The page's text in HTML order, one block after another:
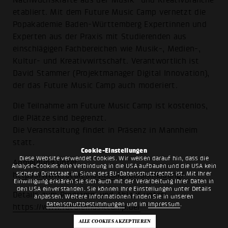
Cookie-Einstellungen
Diese Website verwendet Cookies. Wir weisen darauf hin, dass die
Analyse-Cookies eine Verbindung in die USA aufbauen und die USA kein
sicherer Drittstaat im Sinne des EU-Datenschutzrechts ist. Mit Ihrer
Einwilligung erklären Sie sich auch mit der Verarbeitung Ihrer Daten in
den USA einverstanden. Sie können Ihre Einstellungen unter Details
anpassen. Weitere Informationen finden Sie in unseren
Datenschutzbestimmungen und im Impressum .
etabliert. Mit dem Future Music Camp vernetzt die
Popakademie Baden-Württemberg Expertinnen und
Experten aus der Praxis mit Studierenden aus
einschlägigen Fachbereichen wie Musik-, Medien-,
Kultur- und Kreativwirtschaft. Verantwortlich ist
David Stammer (Projektmanager Digital Innovation),
der das Future Music Camp auch moderiert.
Die Teilnahme am Future Music Camp ist kostenlos,
die Plätze sind begrenzt.
Die Veranstaltung findet in Präsenz in Mannheim
statt.
Anmeldung unter:
https://www.futuremusiccamp.de/anmeldung/
Details zum Programm und Ablauf unter:
https://www.futuremusiccamp.de/